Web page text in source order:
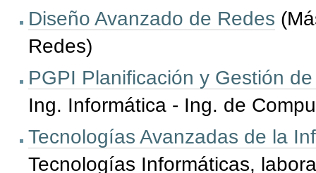
Diseño Avanzado de Redes
Redes)
PGPI Planificación y Gestión
Ing. Informática - Ing. de
Tecnologías Avanzadas de la
Tecnologías Informáticas,